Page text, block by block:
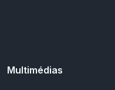
Multimédias